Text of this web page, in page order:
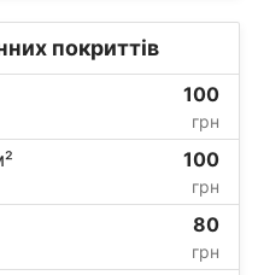
покриттів
100
грн
100
грн
80
грн